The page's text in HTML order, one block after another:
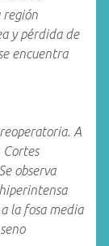
región
y pérdida de
encuentra
A
Cortes
observa
la fosa media